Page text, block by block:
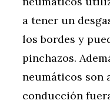
a tener un
los bordes y
pinchazos.
neumáticos son
conducción